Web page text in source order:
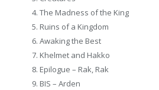
The Madness of the King
Ruins of a Kingdom
Awaking the Best
Khelmet and Hakko
Epilogue – Rak, Rak
BIS – Arden